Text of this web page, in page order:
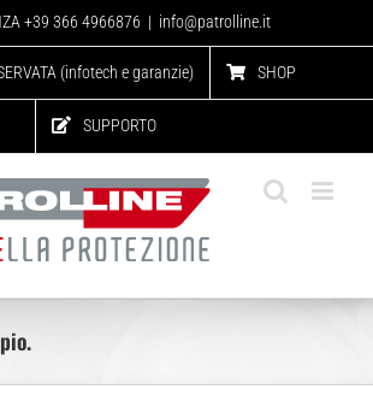
+39 366 4966876 | info@patrolline.it
(infotech e garanzie) SHOP
SUPPORTO